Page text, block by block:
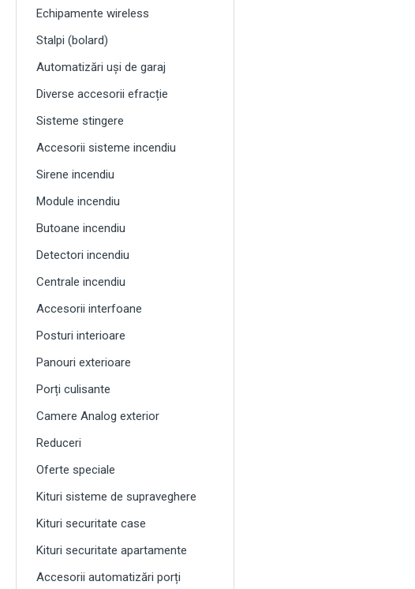
Echipamente wireless
Stalpi (bolard)
Automatizări uși de garaj
Diverse accesorii efracție
Sisteme stingere
Accesorii sisteme incendiu
Sirene incendiu
Module incendiu
Butoane incendiu
Detectori incendiu
Centrale incendiu
Accesorii interfoane
Posturi interioare
Panouri exterioare
Porți culisante
Camere Analog exterior
Reduceri
Oferte speciale
Kituri sisteme de supraveghere
Kituri securitate case
Kituri securitate apartamente
Accesorii automatizări porți